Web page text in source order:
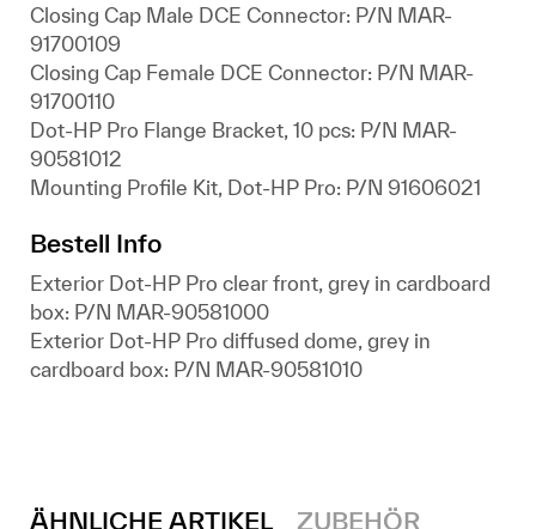
Closing Cap Male DCE Connector: P/N MAR-
91700109
Closing Cap Female DCE Connector: P/N MAR-
91700110
Dot-HP Pro Flange Bracket, 10 pcs: P/N MAR-
90581012
Mounting Profile Kit, Dot-HP Pro: P/N 91606021
Bestell Info
Exterior Dot-HP Pro clear front, grey in cardboard
box: P/N MAR-90581000
Exterior Dot-HP Pro diffused dome, grey in
cardboard box: P/N MAR-90581010
ÄHNLICHE ARTIKEL ZUBEHÖR